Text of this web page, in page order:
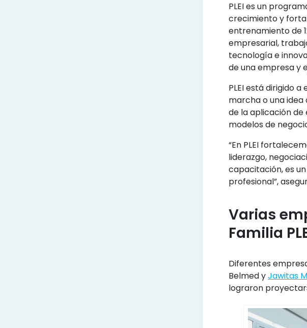
PLEI es un
crecimiento y
entrenamiento de
empresarial,
tecnología e
de una empresa y
PLEI está dirigido
marcha o una
de la aplicación de
modelos de
“En PLEI
liderazgo,
capacitación, es
profesional”,
Varias
Familia
Diferentes
Belmed yJawitas
lograron